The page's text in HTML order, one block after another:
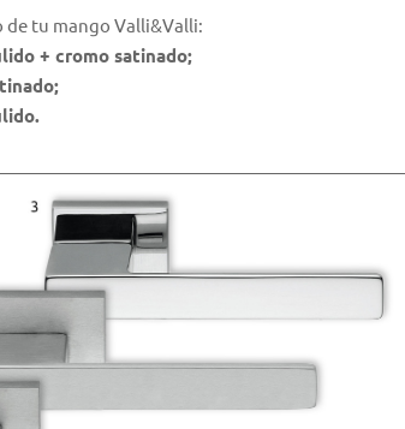
de tu mango Valli&Valli:
+ cromo satinado;